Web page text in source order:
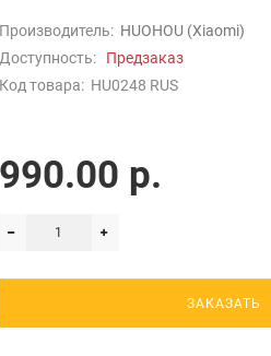
Производитель: HUOHOU (Xiaomi)
Доступность: Предзаказ
Код товара: HU0248 RUS
990.00 р.
ЗАКАЗАТЬ